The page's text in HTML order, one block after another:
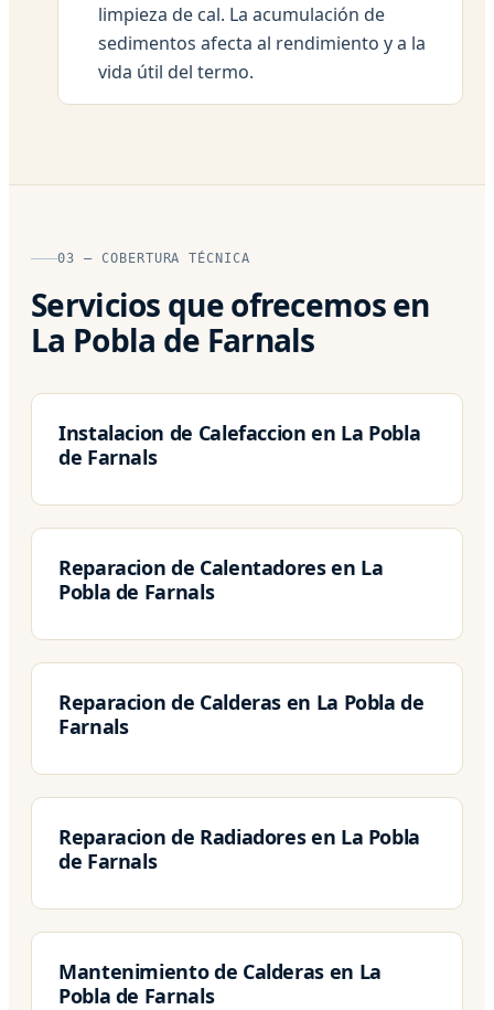
limpieza de cal. La acumulación de
sedimentos afecta al rendimiento y a la
vida útil del termo.
03 — COBERTURA TÉCNICA
Servicios que ofrecemos en
La Pobla de Farnals
Instalacion de Calefaccion en La Pobla
de Farnals
Reparacion de Calentadores en La
Pobla de Farnals
Reparacion de Calderas en La Pobla de
Farnals
Reparacion de Radiadores en La Pobla
de Farnals
Mantenimiento de Calderas en La
Pobla de Farnals